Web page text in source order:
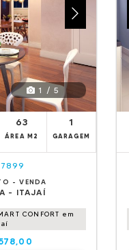
1 / 5
63
ÁREA M2
1
GARAGEM
- VENDA
- ITAJAÍ
CONFORT em